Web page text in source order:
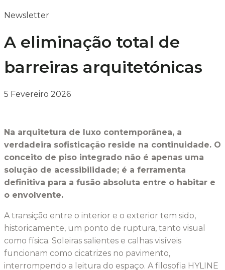
Newsletter
A eliminação total de
barreiras arquitetónicas
5 Fevereiro 2026
Na arquitetura de luxo contemporânea, a
verdadeira sofisticação reside na continuidade. O
conceito de piso integrado não é apenas uma
solução de acessibilidade; é a ferramenta
definitiva para a fusão absoluta entre o habitar e
o envolvente.
A transição entre o interior e o exterior tem sido,
historicamente, um ponto de ruptura, tanto visual
como física. Soleiras salientes e calhas visíveis
funcionam como cicatrizes no pavimento,
interrompendo a leitura do espaço. A filosofia HYLINE